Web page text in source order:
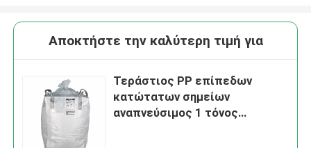
Αποκτήστε την καλύτερη τιμή για
Τεράστιος PP επίπεδων
κατώτατων σημείων
αναπνεύσιμος 1 τόνος